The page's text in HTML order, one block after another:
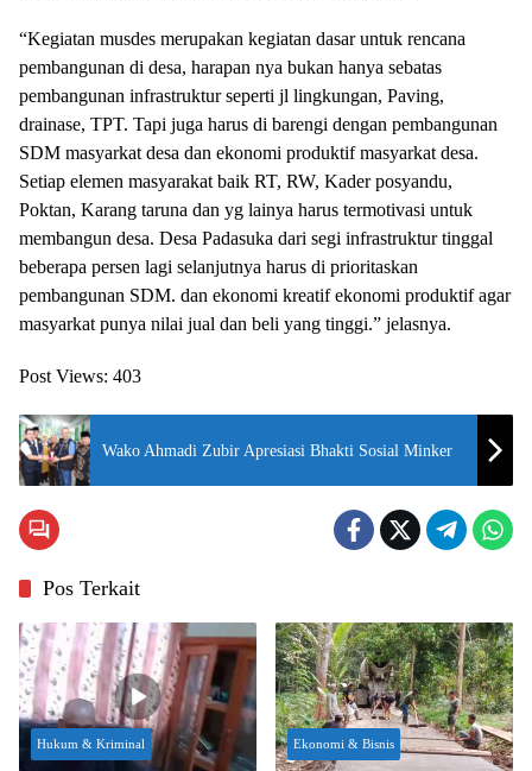
“Kegiatan musdes merupakan kegiatan dasar untuk rencana
pembangunan di desa, harapan nya bukan hanya sebatas
pembangunan infrastruktur seperti jl lingkungan, Paving,
drainase, TPT. Tapi juga harus di barengi dengan pembangunan
SDM masyarkat desa dan ekonomi produktif masyarkat desa.
Setiap elemen masyarakat baik RT, RW, Kader posyandu,
Poktan, Karang taruna dan yg lainya harus termotivasi untuk
membangun desa. Desa Padasuka dari segi infrastruktur tinggal
beberapa persen lagi selanjutnya harus di prioritaskan
pembangunan SDM. dan ekonomi kreatif ekonomi produktif agar
masyarkat punya nilai jual dan beli yang tinggi.” jelasnya.
Post Views: 403
Wako Ahmadi Zubir Apresiasi Bhakti Sosial Minker
Pos Terkait
Hukum & Kriminal Ekonomi & Bisnis